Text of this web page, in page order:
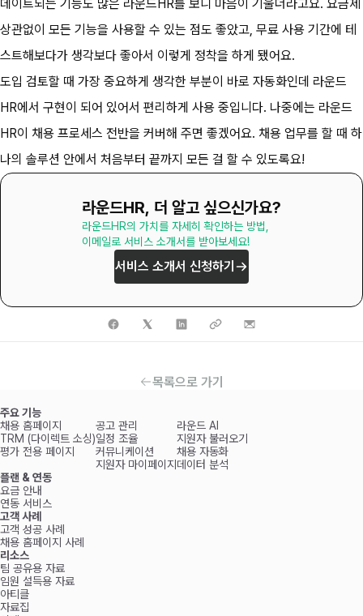
데이트되는 기능도 많은 라운드HR를 보니 마음이 기울더라고요. 요금제
상관없이 모든 기능을 사용할 수 있는 점도 좋았고, 무료 사용 기간에 테
스트해보다가 생각보다 좋아서 이렇게 정착을 하게 됐어요.
도입 검토할 때 가장 중요하게 생각한 부분이 바로 자동화인데 라운드
HR에서 구현이 되어 있어서 편리하게 사용 중입니다. 나중에는 라운드
HR이 채용 프로세스 전반을 커버해 주면 좋겠어요. 채용 업무를 할 때 하
나의 솔루션 안에서 처음부터 끝까지 모든 걸 할 수 있도록요!
라운드HR, 더 알고 싶으신가요?
라운드HR의 가치를 자세히 확인하는 방법,
이메일로 서비스 소개서를 받아보세요!
서비스 소개서 신청하기
목록으로 가기
주요 기능
채용 홈페이지
TRM (다이렉트 소싱)
평가 전용 페이지
공고 관리
일정 조율
커뮤니케이션
지원자 마이페이지
라운드 AI
지원자 불러오기
채용 자동화
데이터 분석
플랜 & 연동
요금 안내
연동 서비스
고객 사례
고객 성공 사례
채용 홈페이지 사례
리소스
팀 공유용 자료
임원 설득용 자료
아티클
자료집